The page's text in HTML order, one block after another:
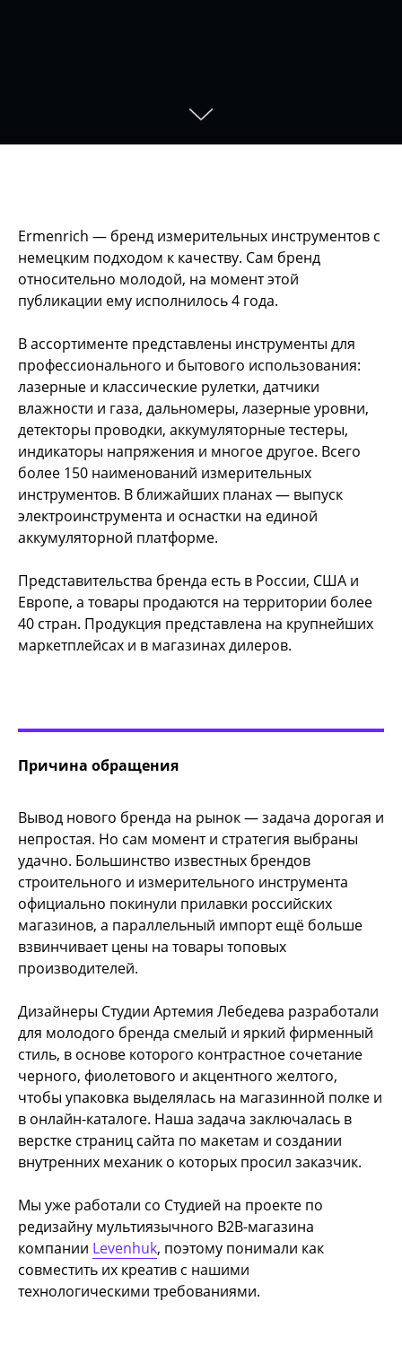
Ermenrich — бренд измерительных инструментов с
немецким подходом к качеству. Сам бренд
относительно молодой, на момент этой
публикации ему исполнилось 4 года.
В ассортименте представлены инструменты для
профессионального и бытового использования:
лазерные и классические рулетки, датчики
влажности и газа, дальномеры, лазерные уровни,
детекторы проводки, аккумуляторные тестеры,
индикаторы напряжения и многое другое. Всего
более 150 наименований измерительных
инструментов. В ближайших планах — выпуск
электроинструмента и оснастки на единой
аккумуляторной платформе.
Представительства бренда есть в России, США и
Европе, а товары продаются на территории более
40 стран. Продукция представлена на крупнейших
маркетплейсах и в магазинах дилеров.
Причина обращения
Вывод нового бренда на рынок — задача дорогая и
непростая. Но сам момент и стратегия выбраны
удачно. Большинство известных брендов
строительного и измерительного инструмента
официально покинули прилавки российских
магазинов, а параллельный импорт ещё больше
взвинчивает цены на товары топовых
производителей.
Дизайнеры Студии Артемия Лебедева разработали
для молодого бренда смелый и яркий фирменный
стиль, в основе которого контрастное сочетание
черного, фиолетового и акцентного желтого,
чтобы упаковка выделялась на магазинной полке и
в онлайн-каталоге. Наша задача заключалась в
верстке страниц сайта по макетам и создании
внутренних механик о которых просил заказчик.
Мы уже работали со Студией на проекте по
редизайну мультиязычного B2B-магазина
компании Levenhuk, поэтому понимали как
совместить их креатив с нашими
технологическими требованиями.